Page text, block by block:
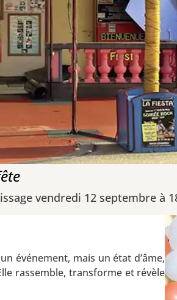
vendredi 12 septembre à
événement, mais un état d’âme,
rassemble, transforme et révèle